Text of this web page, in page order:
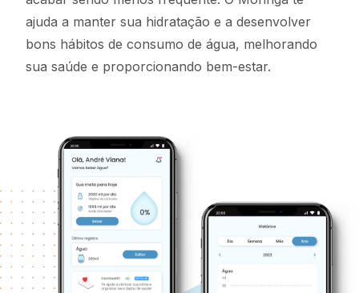
ajuda a manter sua hidratação e a desenvolver
bons hábitos de consumo de água, melhorando
sua saúde e proporcionando bem-estar.